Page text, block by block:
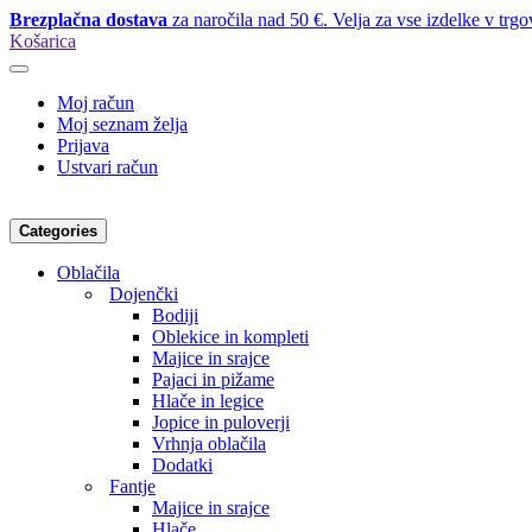
Brezplačna dostava za naročila nad 50 €. Velja za vse izdelke v
Košarica
Moj račun
Moj seznam želja
Prijava
Ustvari račun
Categories
Oblačila
Dojenčki
Bodiji
Oblekice in kompleti
Majice in srajce
Pajaci in pižame
Hlače in legice
Jopice in puloverji
Vrhnja oblačila
Dodatki
Fantje
Majice in srajce